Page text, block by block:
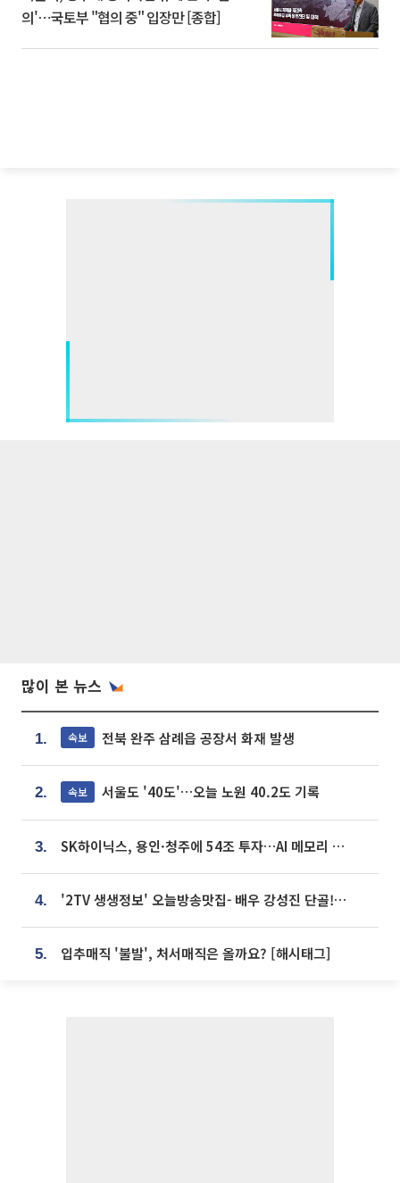
의'⋯국토부 "협의 중" 입장만 [종합]
많이 본 뉴스
1. 속보 전북 완주 삼례읍 공장서 화재 발생
2. 속보 서울도 '40도'…오늘 노원 40.2도 기록
3. SK하이닉스, 용인·청주에 54조 투자…AI 메모리 생산기지 키운다
4. '2TV 생생정보' 오늘방송맛집- 배우 강성진 단골! 쌀국수ㆍ푸팟퐁 커리 맛집 '블○○○'
5. 입추매직 '불발', 처서매직은 올까요? [해시태그]